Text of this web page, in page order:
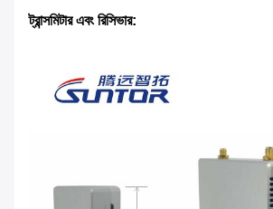
ট্রান্সমিটার এবং রিসিভার: